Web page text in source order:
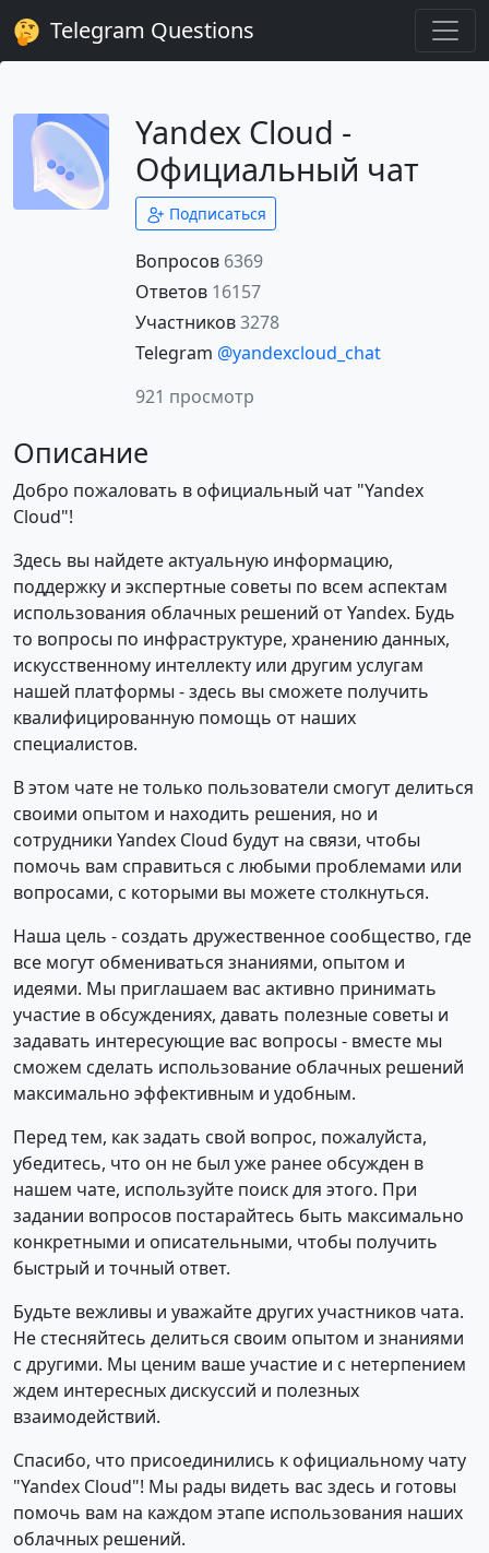
Telegram Questions
Yandex Cloud -
Официальный чат
Подписаться
Вопросов 6369
Ответов 16157
Участников3278
Telegram @yandexcloud_chat
921 просмотр
Описание
Добро пожаловать в официальный чат "Yandex
Cloud"!
Здесь вы найдете актуальную информацию,
поддержку и экспертные советы по всем аспектам
использования облачных решений от Yandex. Будь
то вопросы по инфраструктуре, хранению данных,
искусственному интеллекту или другим услугам
нашей платформы - здесь вы сможете получить
квалифицированную помощь от наших
специалистов.
В этом чате не только пользователи смогут делиться
своими опытом и находить решения, но и
сотрудники Yandex Cloud будут на связи, чтобы
помочь вам справиться с любыми проблемами или
вопросами, с которыми вы можете столкнуться.
Наша цель - создать дружественное сообщество, где
все могут обмениваться знаниями, опытом и
идеями. Мы приглашаем вас активно принимать
участие в обсуждениях, давать полезные советы и
задавать интересующие вас вопросы - вместе мы
сможем сделать использование облачных решений
максимально эффективным и удобным.
Перед тем, как задать свой вопрос, пожалуйста,
убедитесь, что он не был уже ранее обсужден в
нашем чате, используйте поиск для этого. При
задании вопросов постарайтесь быть максимально
конкретными и описательными, чтобы получить
быстрый и точный ответ.
Будьте вежливы и уважайте других участников чата.
Не стесняйтесь делиться своим опытом и знаниями
с другими. Мы ценим ваше участие и с нетерпением
ждем интересных дискуссий и полезных
взаимодействий.
Спасибо, что присоединились к официальному чату
"Yandex Cloud"! Мы рады видеть вас здесь и готовы
помочь вам на каждом этапе использования наших
облачных решений.